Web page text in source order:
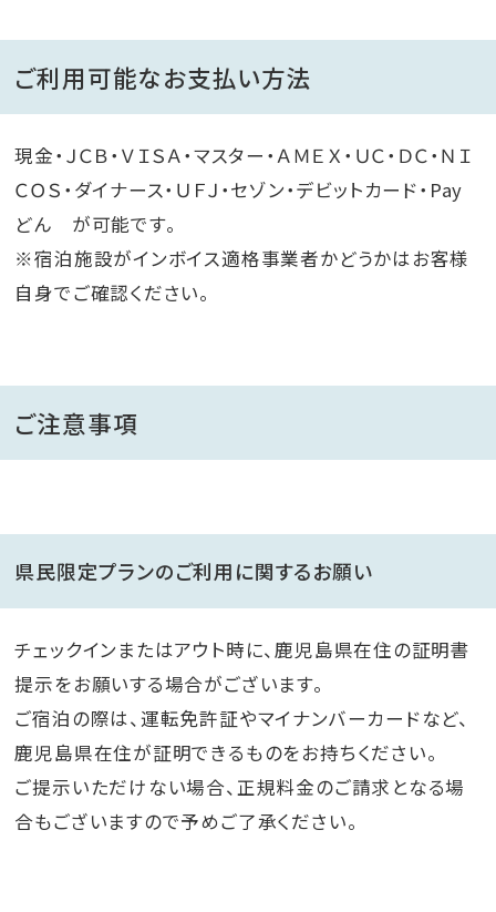
ご利用可能なお支払い方法
現金・ＪＣＢ・ＶＩＳＡ・マスター・ＡＭＥＸ・ＵＣ・ＤＣ・ＮＩ
ＣＯＳ・ダイナース・ＵＦＪ・セゾン・デビットカード・Pay
どん が可能です。
※宿泊施設がインボイス適格事業者かどうかはお客様
自身でご確認ください。
ご注意事項
県民限定プランのご利用に関するお願い
チェックインまたはアウト時に、鹿児島県在住の証明書
提示をお願いする場合がございます。
ご宿泊の際は、運転免許証やマイナンバーカードなど、
鹿児島県在住が証明できるものをお持ちください。
ご提示いただけない場合、正規料金のご請求となる場
合もございますので予めご了承ください。